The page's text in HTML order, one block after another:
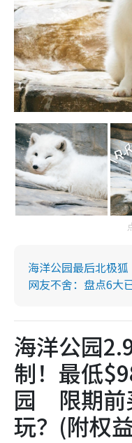
海洋公园最后北极
网友不舍：盘点6大
海洋公园
制！最低
园 限期前
玩？(附权